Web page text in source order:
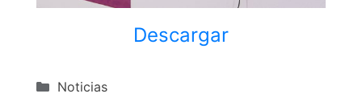
Descargar
Categorías
Noticias